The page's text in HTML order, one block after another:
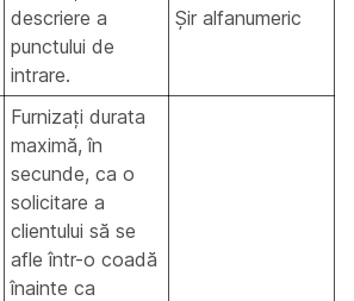
descriere a
punctului de
intrare.
Șir alfanumeric
Furnizați durata
maximă, în
secunde, ca o
solicitare a
clientului să se
afle într-o coadă
înainte ca